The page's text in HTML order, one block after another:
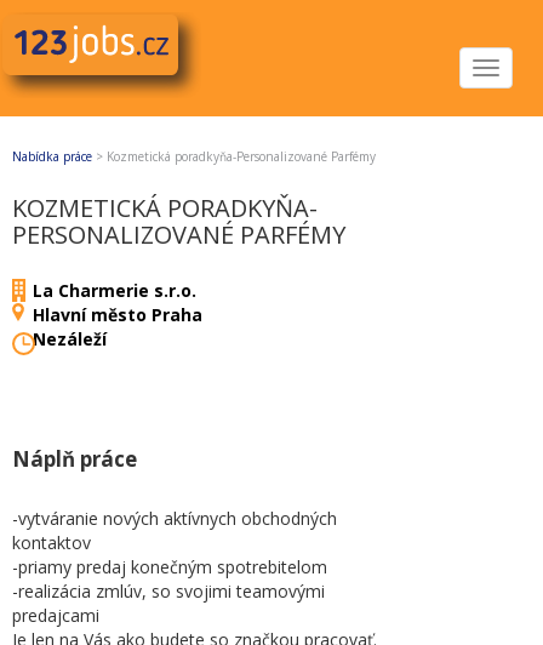
Toggle
Nabídka práce > Kozmetická poradkyňa-Personalizované Parfémy
KOZMETICKÁ PORADKYŇA-
PERSONALIZOVANÉ PARFÉMY
La Charmerie s.r.o.
Hlavní město Praha
Nezáleží
Náplň práce
-vytváranie nových aktívnych obchodných
kontaktov
-priamy predaj konečným spotrebitelom
-realizácia zmlúv, so svojimi teamovými
predajcami
Je len na Vás ako budete so značkou pracovať.